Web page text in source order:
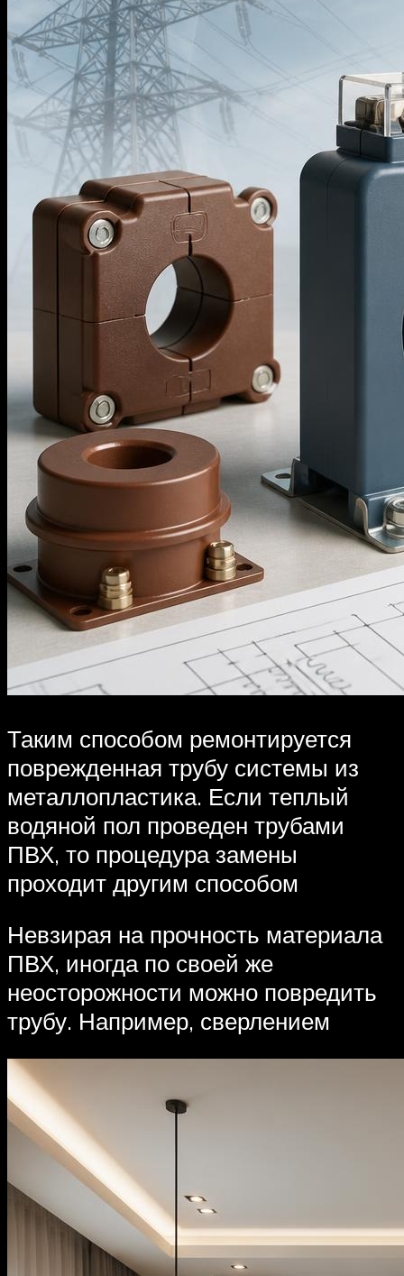
Таким способом ремонтируется
поврежденная трубу системы из
металлопластика. Если теплый
водяной пол проведен трубами
ПВХ, то процедура замены
проходит другим способом
Невзирая на прочность материала
ПВХ, иногда по своей же
неосторожности можно повредить
трубу. Например, сверлением